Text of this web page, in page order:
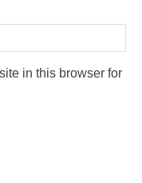
in this browser for